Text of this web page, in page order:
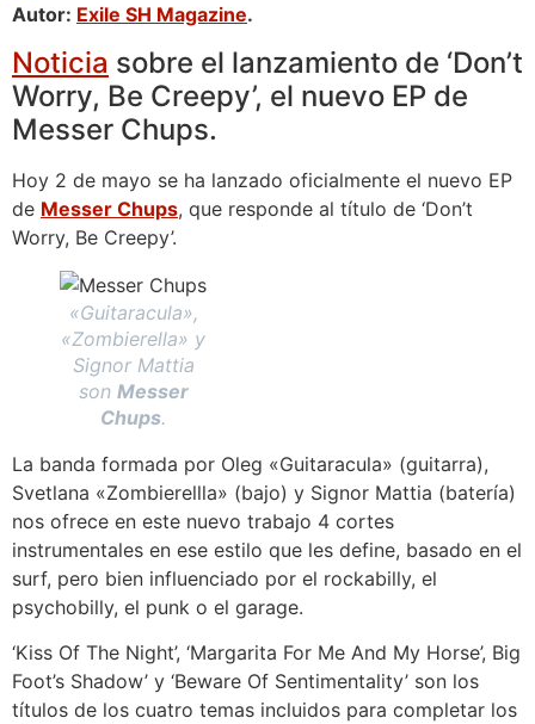
Autor: Exile SH Magazine.
Noticia sobre el lanzamiento de ‘Don’t
Worry, Be Creepy’, el nuevo EP de
Messer Chups.
Hoy 2 de mayo se ha lanzado oficialmente el nuevo EP
de Messer Chups, que responde al título de ‘Don’t
Worry, Be Creepy’.
«Guitaracula»,
«Zombierella» y
Signor Mattia
son Messer
Chups.
La banda formada por Oleg «Guitaracula» (guitarra),
Svetlana «Zombierellla» (bajo) y Signor Mattia (batería)
nos ofrece en este nuevo trabajo 4 cortes
instrumentales en ese estilo que les define, basado en el
surf, pero bien influenciado por el rockabilly, el
psychobilly, el punk o el garage.
‘Kiss Of The Night’, ‘Margarita For Me And My Horse’, Big
Foot’s Shadow’ y ‘Beware Of Sentimentality’ son los
títulos de los cuatro temas incluidos para completar los